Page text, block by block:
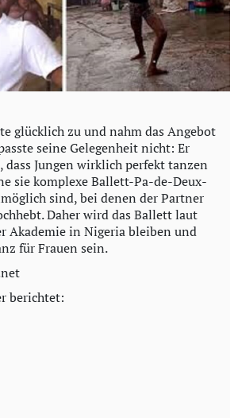
glücklich zu und nahm das Angebot
seine Gelegenheit nicht: Er
dass Jungen wirklich perfekt tanzen
sie komplexe Ballett-Pa-de-Deux-
sind, bei denen der Partner
Daher wird das Ballett laut
Akademie in Nigeria bleiben und
für Frauen sein.
berichtet: